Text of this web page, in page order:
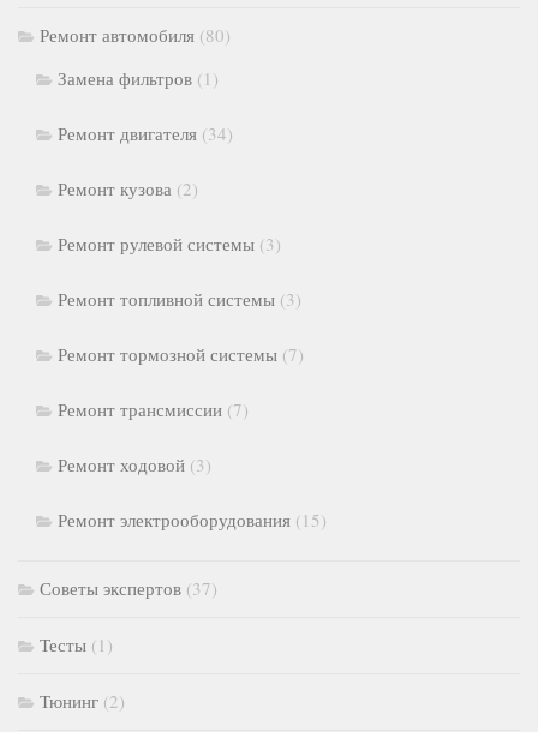
Ремонт автомобиля (80)
Замена фильтров (1)
Ремонт двигателя (34)
Ремонт кузова (2)
Ремонт рулевой системы (3)
Ремонт топливной системы (3)
Ремонт тормозной системы (7)
Ремонт трансмиссии (7)
Ремонт ходовой (3)
Ремонт электрооборудования (15)
Советы экспертов (37)
Тесты (1)
Тюнинг (2)